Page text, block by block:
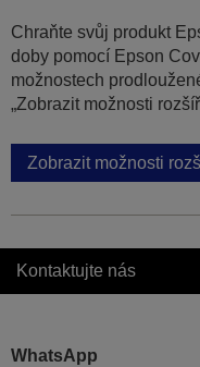
Chraňte svůj produkt
doby pomocí Epson
možnostech
„Zobrazit možnosti
Zobrazit možnosti
Kontaktujte nás
WhatsApp